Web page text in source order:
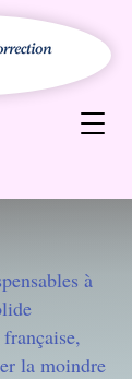
à
la moindre